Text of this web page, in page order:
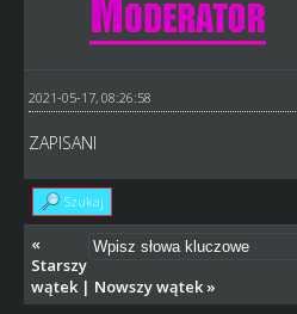
2021-05-17, 08:26:58
ZAPISANI
Szukaj
«
Starszy
wątek| Nowszy wątek»